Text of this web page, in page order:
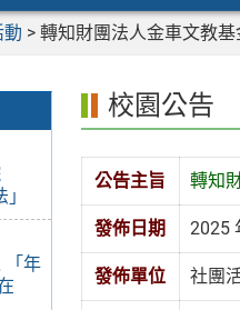
動 > 轉知財團法人金車文教
「年
校園公告
公告主旨 轉知
發佈日期 2025
發佈單位 社團